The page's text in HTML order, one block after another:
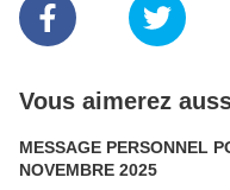
Vous aimerez
MESSAGE PERSONNEL
NOVEMBRE 2025